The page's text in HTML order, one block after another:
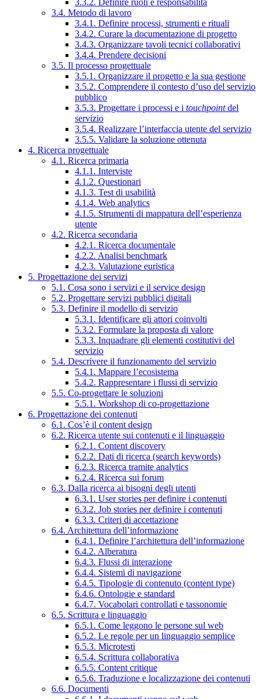
3.3.2. Definire ruoli e responsabilità
3.4. Metodo di lavoro
3.4.1. Definire processi, strumenti e rituali
3.4.2. Curare la documentazione di progetto
3.4.3. Organizzare tavoli tecnici collaborativi
3.4.4. Prendere decisioni
3.5. Il processo progettuale
3.5.1. Organizzare il progetto e la sua gestione
3.5.2. Comprendere il contesto d’uso del servizio
pubblico
3.5.3. Progettare i processi e i touchpointdel
servizio
3.5.4. Realizzare l’interfaccia utente del servizio
3.5.5. Validare la soluzione ottenuta
4. Ricerca progettuale
4.1. Ricerca primaria
4.1.1. Interviste
4.1.2. Questionari
4.1.3. Test di usabilità
4.1.4. Web analytics
4.1.5. Strumenti di mappatura dell’esperienza
utente
4.2. Ricerca secondaria
4.2.1. Ricerca documentale
4.2.2. Analisi benchmark
4.2.3. Valutazione euristica
5. Progettazione dei servizi
5.1. Cosa sono i servizi e il service design
5.2. Progettare servizi pubblici digitali
5.3. Definire il modello di servizio
5.3.1. Identificare gli attori coinvolti
5.3.2. Formulare la proposta di valore
5.3.3. Inquadrare gli elementi costitutivi del
servizio
5.4. Descrivere il funzionamento del servizio
5.4.1. Mappare l’ecosistema
5.4.2. Rappresentare i flussi di servizio
5.5. Co-progettare le soluzioni
5.5.1. Workshop di co-progettazione
6. Progettazione dei contenuti
6.1. Cos’è il content design
6.2. Ricerca utente sui contenuti e il linguaggio
6.2.1. Content discovery
6.2.2. Dati di ricerca (search keywords)
6.2.3. Ricerca tramite analytics
6.2.4. Ricerca sui forum
6.3. Dalla ricerca ai bisogni degli utenti
6.3.1. User stories per definire i contenuti
6.3.2. Job stories per definire i contenuti
6.3.3. Criteri di accettazione
6.4. Architettura dell’informazione
6.4.1. Definire l’architettura dell’informazione
6.4.2. Alberatura
6.4.3. Flussi di interazione
6.4.4. Sistemi di navigazione
6.4.5. Tipologie di contenuto (content type)
6.4.6. Ontologie e standard
6.4.7. Vocabolari controllati e tassonomie
6.5. Scrittura e linguaggio
6.5.1. Come leggono le persone sul web
6.5.2. Le regole per un linguaggio semplice
6.5.3. Microtesti
6.5.4. Scrittura collaborativa
6.5.5. Content critique
6.5.6. Traduzione e localizzazione dei contenuti
6.6. Documenti